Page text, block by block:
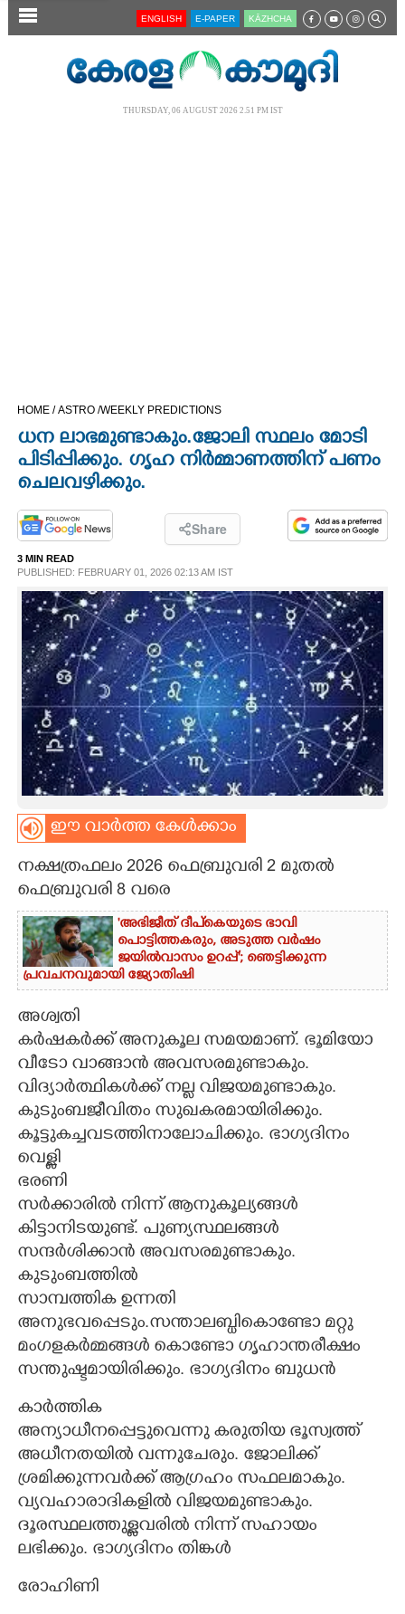
SECTIONS
OPINION
PHOTOS
LIFESTYLE
SPIRITUAL
INFO+
ART
ASTRO
CARTOONS
LITERATURE
ZOOM
ENGLISH E-PAPER KĀZHCHA
THURSDAY, 06 AUGUST 2026 2.51 PM IST
HOME /ASTRO /WEEKLY PREDICTIONS
ധന ലാഭമുണ്ടാകും.ജോലി സ്ഥലം മോടി
പിടിപ്പിക്കും. ഗൃഹ നിർമ്മാണത്തിന് പണം
ചെലവഴിക്കും.
Share
3 MIN READ
PUBLISHED: FEBRUARY 01, 2026 02:13 AM IST
ഈ വാർത്ത കേൾക്കാം
നക്ഷത്രഫലം 2026 ഫെബ്രുവരി 2 മുതൽ
ഫെബ്രുവരി 8 വരെ
'അഭിജീത് ദീപ്‌കെയുടെ ഭാവി
പൊട്ടിത്തകരും, അടുത്ത വർഷം
ജയിൽവാസം ഉറപ്പ്'; ഞെട്ടിക്കുന്ന
പ്രവചനവുമായി ജ്യോതിഷി
അശ്വതി
കർഷകർക്ക് അനുകൂല സമയമാണ്. ഭൂമിയോ
വീടോ വാങ്ങാൻ അവസരമുണ്ടാകും.
വിദ്യാർത്ഥികൾക്ക് നല്ല വിജയമുണ്ടാകും.
കുടുംബജീവിതം സുഖകരമായിരിക്കും.
കൂട്ടുകച്ചവടത്തിനാലോചിക്കും. ഭാഗ്യദിനം
വെള്ളി
ഭരണി
സർക്കാരിൽ നിന്ന് ആനുകൂല്യങ്ങൾ
കിട്ടാനിടയുണ്ട്. പുണ്യസ്ഥലങ്ങൾ
സന്ദർശിക്കാൻ അവസരമുണ്ടാകും.
കുടുംബത്തിൽ
സാമ്പത്തിക ഉന്നതി
അനുഭവപ്പെടും.സന്താലബ്ധികൊണ്ടോ മറ്റു
മംഗളകർമ്മങ്ങൾ കൊണ്ടോ ഗൃഹാന്തരീക്ഷം
സന്തുഷ്ടമായിരിക്കും. ഭാഗ്യദിനം ബുധൻ
കാർത്തിക
അന്യാധീനപ്പെട്ടുവെന്നു കരുതിയ ഭൂസ്വത്ത്
അധീനതയിൽ വന്നുചേരും. ജോലിക്ക്
ശ്രമിക്കുന്നവർക്ക് ആഗ്രഹം സഫലമാകും.
വ്യവഹാരാദികളിൽ വിജയമുണ്ടാകും.
ദൂരസ്ഥലത്തുള്ളവരിൽ നിന്ന് സഹായം
ലഭിക്കും. ഭാഗ്യദിനം തിങ്കൾ
രോഹിണി